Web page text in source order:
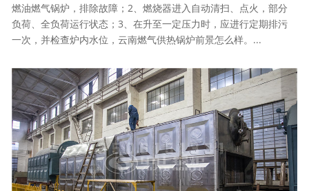
燃油燃气锅炉，排除故障；2、燃烧器进入自动清扫、点火，部分
负荷、全负荷运行状态；3、在升至一定压力时，应进行定期排污
一次，并检查炉内水位，云南燃气供热锅炉前景怎么样。...